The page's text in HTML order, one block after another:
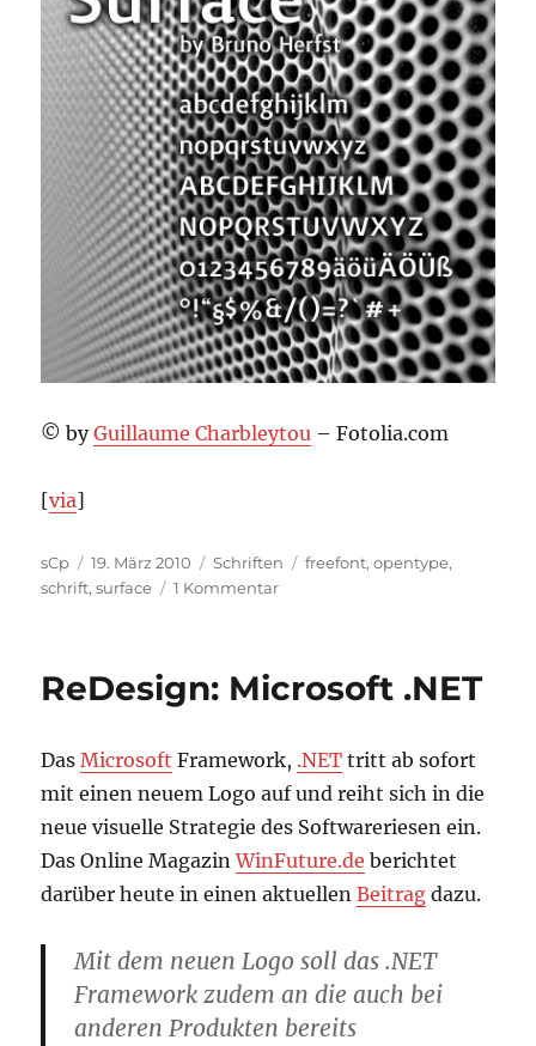
© byGuillaume Charbleytou – Fotolia.com
[via]
Autor
sCp
Veröffentlicht
am
19. März 2010 Kategorien
Schriften Schlagwörter
freefont,opentype,
schrift,surface 1 Kommentarzu
ReDesign: Microsoft .NET
DasMicrosoft Framework, .NET tritt ab sofort
mit einen neuem Logo auf und reiht sich in die
neue visuelle Strategie des Softwareriesen ein.
Das Online MagazinWinFuture.de berichtet
darüber heute in einen aktuellenBeitrag dazu.
Mit dem neuen Logo soll das .NET
Framework zudem an die auch bei
anderen Produkten bereits